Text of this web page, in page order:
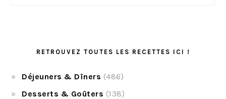
RETROUVEZ TOUTES LES RECETTES ICI !
Déjeuners & Dîners (486)
Desserts & Goûters (138)